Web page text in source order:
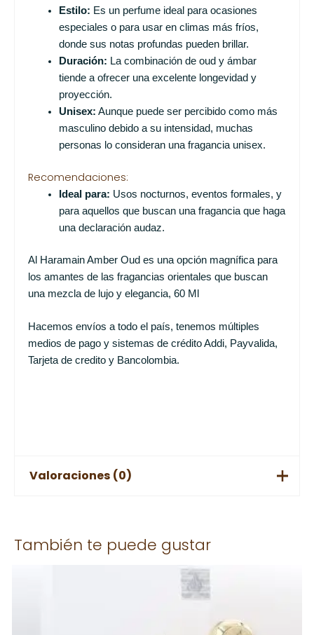
Estilo: Es un perfume ideal para ocasiones
especiales o para usar en climas más fríos,
donde sus notas profundas pueden brillar.
Duración: La combinación de oud y ámbar
tiende a ofrecer una excelente longevidad y
proyección.
Unisex: Aunque puede ser percibido como más
masculino debido a su intensidad, muchas
personas lo consideran una fragancia unisex.
Recomendaciones:
Ideal para: Usos nocturnos, eventos formales, y
para aquellos que buscan una fragancia que haga
una declaración audaz.
Al Haramain Amber Oud es una opción magnífica para
los amantes de las fragancias orientales que buscan
una mezcla de lujo y elegancia, 60 Ml
Hacemos envíos a todo el país, tenemos múltiples
medios de pago y sistemas de crédito Addi, Payvalida,
Tarjeta de credito y Bancolombia.
Valoraciones (0)
Solo los usuarios registrados que hayan comprado este
También te puede gustar